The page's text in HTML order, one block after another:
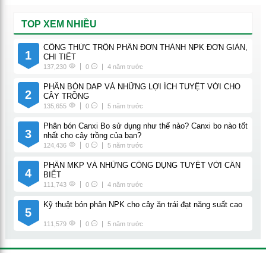
TOP XEM NHIỀU
1
CÔNG THỨC TRỘN PHÂN ĐƠN THÀNH NPK ĐƠN GIẢN,
CHI TIẾT
137,230 0 4 năm trước
2
PHÂN BÓN DAP VÀ NHỮNG LỢI ÍCH TUYỆT VỜI CHO
CÂY TRỒNG
135,655 0 5 năm trước
3
Phân bón Canxi Bo sử dụng như thế nào? Canxi bo nào tốt
nhất cho cây trồng của bạn?
124,436 0 5 năm trước
4
PHÂN MKP VÀ NHỮNG CÔNG DỤNG TUYỆT VỜI CẦN
BIẾT
111,743 0 4 năm trước
5
Kỹ thuật bón phân NPK cho cây ăn trái đạt năng suất cao
111,579 0 5 năm trước